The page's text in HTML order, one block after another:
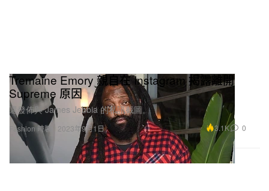
Fashion 時裝
Tremaine Emory 親自在 Instagram 揭露離開
Supreme 原因
還發佈與 James Jebbia 的私訊截圖。
2023年9月1日 3.1K 0